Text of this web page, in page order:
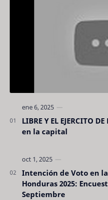
LIBRE Y EL EJERCITO
en la capital
Intención de Voto en
Honduras 2025:
Septiembre